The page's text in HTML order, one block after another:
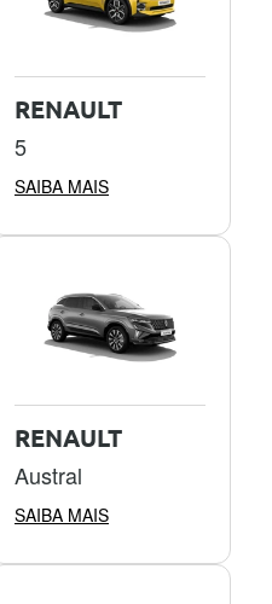
RENAULT
5
SAIBA MAIS
RENAULT
Austral
SAIBA MAIS